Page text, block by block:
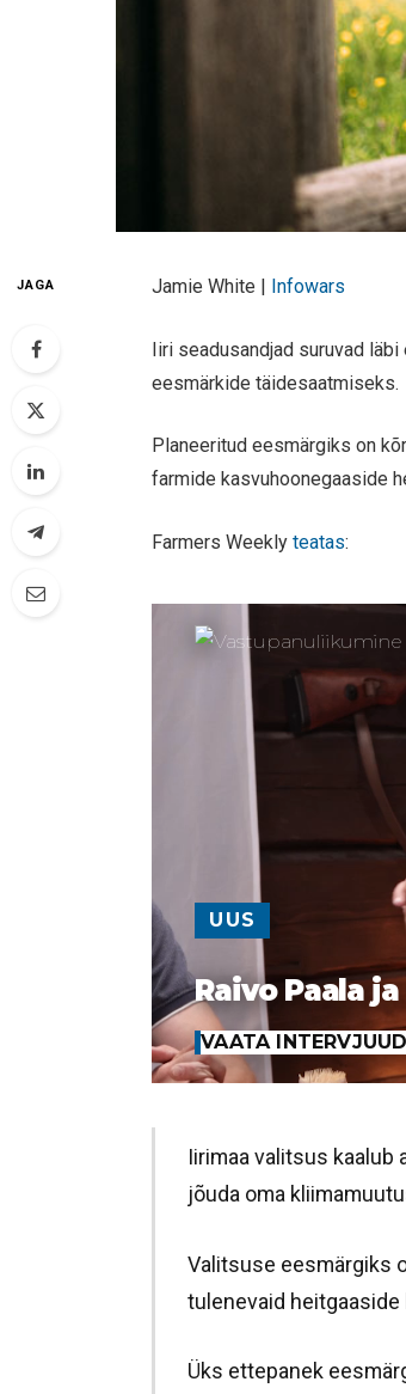
JAGA Jamie White | Infowars
Iiri seadusandjad suruvad
eesmärkide täidesaatmiseks.
Planeeritud eesmärgiks on
farmide kasvuhoonegaaside
Farmers Weeklyteatas:
UUS
Raivo Paala
VAATA INTERVJUUD
Iirimaa valitsus kaalub
jõuda oma
Valitsuse eesmärgiks
tulenevaid
Üks ettepanek